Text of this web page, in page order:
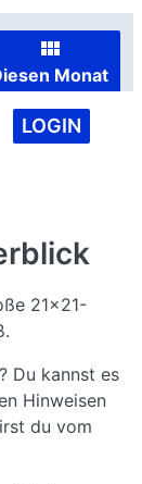
Monat
LOGIN
21x21-
Du kannst es
Hinweisen
du vom